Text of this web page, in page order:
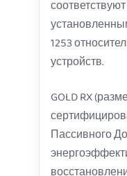
1253
устройств.
GOLD RX
Пассивного